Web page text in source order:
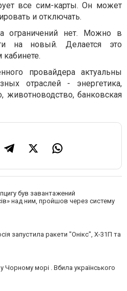
все сим-карты. Он может
и отключать.
ограничений нет. Можно в
на новый. Делается это
провайдера актуальны
отраслей - энергетика,
животноводство, банковская
був завантажений
над ним, пройшов через систему
запустила ракети "Онікс", Х-31П та
Чорному морі . Вбила українського